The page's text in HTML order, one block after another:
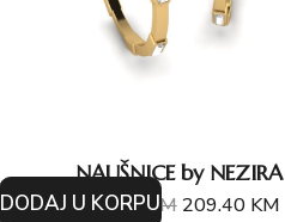
NAUŠNICE by NEZIRA
349.00KM 209.40 KM
DODAJ U KORPU